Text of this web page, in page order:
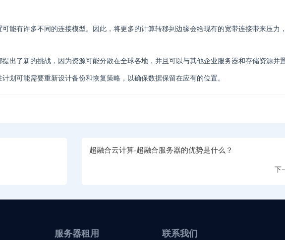
能有许多不同的连接模型。因此，将更多的计算转移到边缘会给现有的宽带连接带来压力
出了新的挑战，因为资源可能分散在全球各地，并且可以与其他企业服务器和存储资源并
划可能需要重新设计备份和恢复策略，以确保数据保留在应有的位置。
超融合云计算-超融合服务器的优势是什么？
下
服务器租用 联系我们